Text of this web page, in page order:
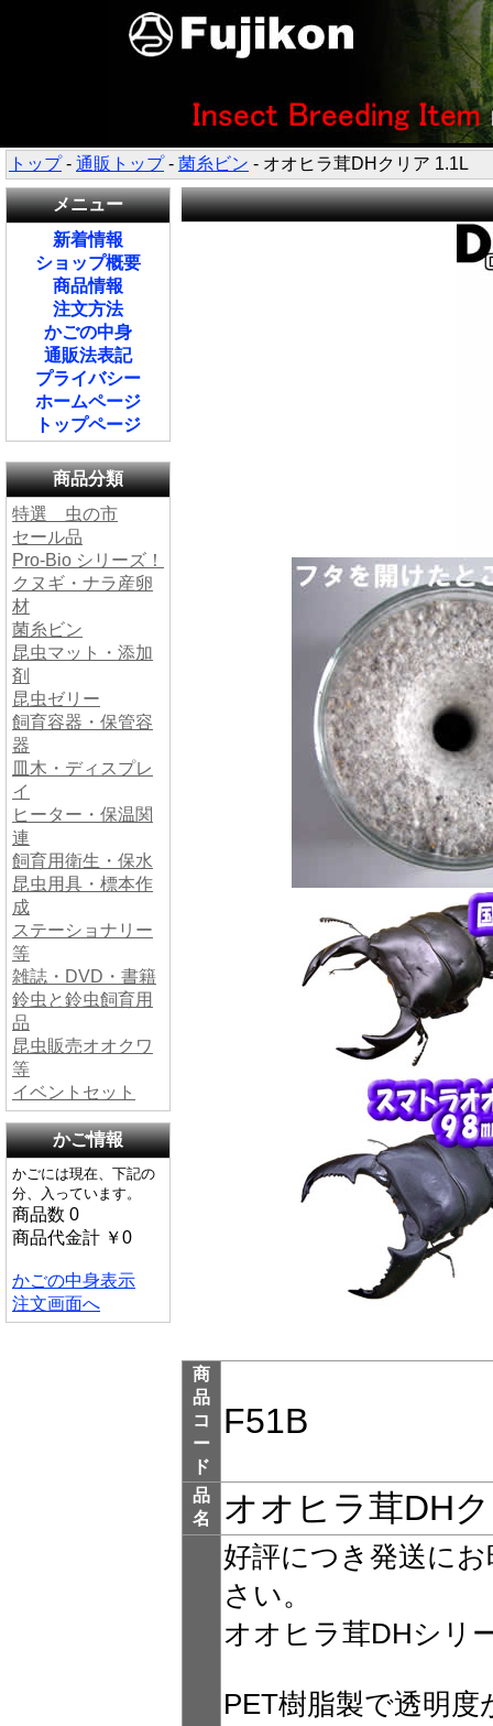
トップ- 通販トップ- 菌糸ビン - オオヒラ茸DHクリア 1.1L
メニュー
新着情報
ショップ概要
商品情報
注文方法
かごの中身
通販法表記
プライバシー
ホームページ
トップページ
商品分類
特選 虫の市
セール品
Pro-Bio シリーズ！
クヌギ・ナラ産卵
材
菌糸ビン
昆虫マット・添加
剤
昆虫ゼリー
飼育容器・保管容
器
皿木・ディスプレ
イ
ヒーター・保温関
連
飼育用衛生・保水
昆虫用具・標本作
成
ステーショナリー
等
雑誌・DVD・書籍
鈴虫と鈴虫飼育用
品
昆虫販売オオクワ
等
イベントセット
かご情報
かごには現在、下記の
分、入っています。
商品数 0
商品代金計 ￥0
かごの中身表示
注文画面へ
商
品
コ
ー
ド
F51B
品
名
オオヒラ茸DH
好評につき発送に
さい。
オオヒラ茸DHシリ
PET樹脂製で透明